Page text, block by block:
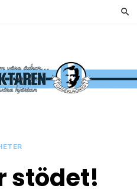
OFFICIELL
SUPPORTERKLUBB TILL
stödet!